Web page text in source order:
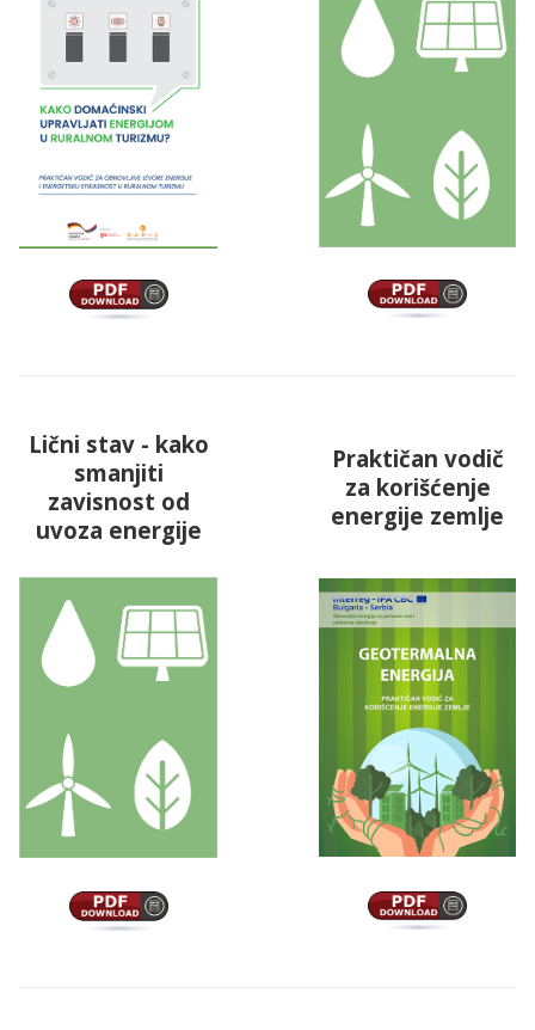
Lični stav - kako
smanjiti
zavisnost od
uvoza energije
Praktičan vodič
za korišćenje
energije zemlje